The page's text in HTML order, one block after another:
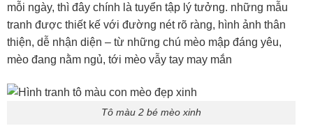
mỗi ngày, thì đây chính là tuyển tập lý tưởng. những mẫu
tranh được thiết kế với đường nét rõ ràng, hình ảnh thân
thiện, dễ nhận diện – từ những chú mèo mập đáng yêu,
mèo đang nằm ngủ, tới mèo vẫy tay may mắn
Tô màu 2 bé mèo xinh